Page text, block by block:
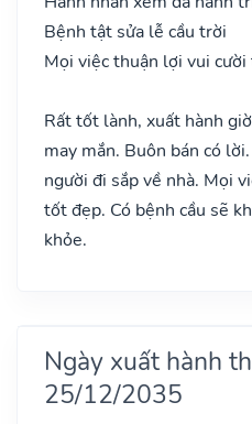
Bệnh tật sửa lễ cầu trời
Mọi việc thuận lợi vui
Rất tốt lành, xuất hành
may mắn. Buôn bán có
người đi sắp về nhà. Mọi
tốt đẹp. Có bệnh cầu sẽ
khỏe.
Ngày xuất hành
25/12/2035